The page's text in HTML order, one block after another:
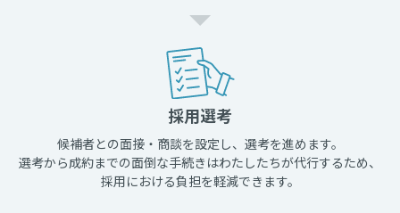
採用選考
候補者との面接・商談を設定し、選考を進めます。
選考から成約までの面倒な手続きはわたしたちが代行するため、
採用における負担を軽減できます。